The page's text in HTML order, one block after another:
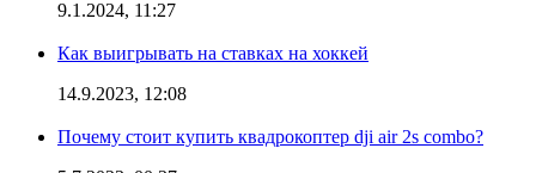
9.1.2024, 11:27
Как выигрывать на ставках на хоккей
14.9.2023, 12:08
Почему стоит купить квадрокоптер dji air 2s combo?